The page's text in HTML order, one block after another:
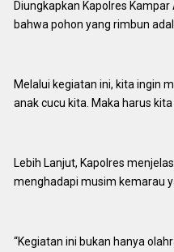
Diungkapkan Kapolres
bahwa pohon yang rimbun
Melalui kegiatan ini, kita ingin
anak cucu kita. Maka harus
Lebih Lanjut, Kapolres
menghadapi musim kemarau
“Kegiatan ini bukan hanya